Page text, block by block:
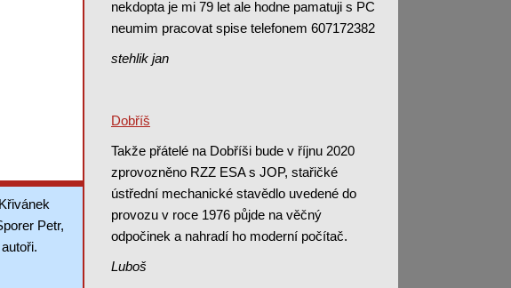
nekdopta je mi 79 let ale hodne pamatuji s PC
neumim pracovat spise telefonem 607172382
stehlik jan
Dobříš
Takže přátelé na Dobříši bude v říjnu 2020
zprovozněno RZZ ESA s JOP, stařičké
ústřední mechanické stavědlo uvedené do
provozu v roce 1976 půjde na věčný
odpočinek a nahradí ho moderní počítač.
Luboš
Petr,